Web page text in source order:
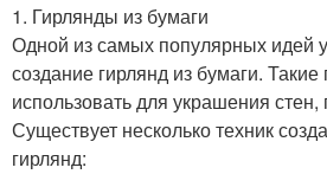
1. Гирлянды из бумаги
Одной из самых популярных идей
создание гирлянд из бумаги.
использовать для украшения стен,
Существует несколько техник
гирлянд: